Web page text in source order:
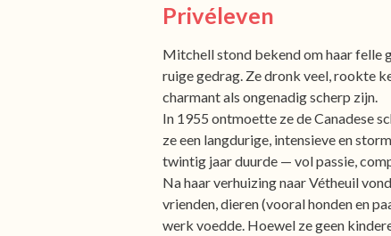
Privéleven
Mitchell stond bekend om haar felle
ruige gedrag. Ze dronk veel, rookte
charmant als ongenadig scherp zijn.
In 1955 ontmoette ze de Canadese
ze een langdurige, intensieve en
twintig jaar duurde — vol passie,
Na haar verhuizing naar Vétheuil
vrienden, dieren (vooral honden en
werk voedde. Hoewel ze geen